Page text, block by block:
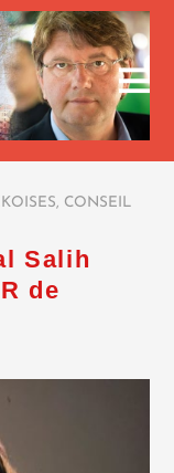
, CONSEIL
Salih
de